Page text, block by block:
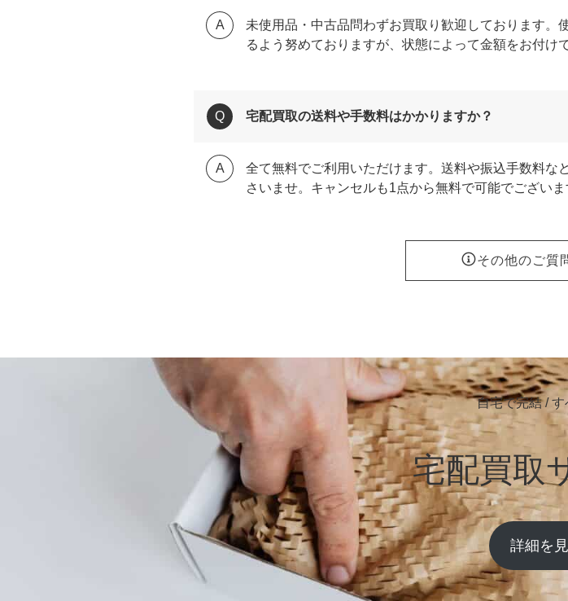
未使用品・中古品問わずお買取り歓迎しております。
るよう努めておりますが、状態によって金額をお付け
宅配買取の送料や手数料はかかりますか？
全て無料でご利用いただけます。送料や振込手数料な
さいませ。キャンセルも1点から無料で可能でございま
その他のご質
自宅で完結 /
宅配買取
詳細を